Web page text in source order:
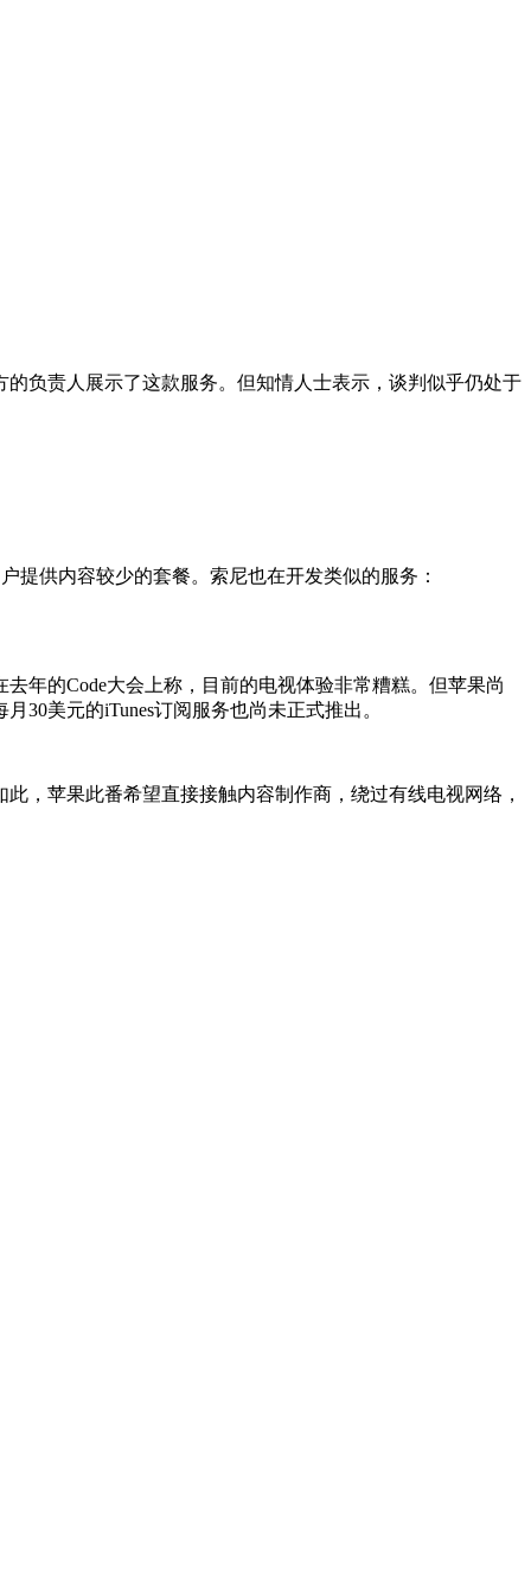
负责人展示了这款服务。但知情人士表示，谈判似乎仍处于
提供内容较少的套餐。索尼也在开发类似的服务：
年的Code大会上称，目前的电视体验非常糟糕。但苹果尚
30美元的iTunes订阅服务也尚未正式推出。
，苹果此番希望直接接触内容制作商，绕过有线电视网络，